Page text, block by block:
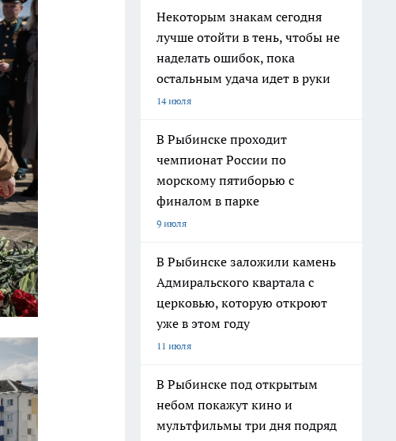
Некоторым знакам сегодня
лучше отойти в тень, чтобы не
наделать ошибок, пока
остальным удача идет в руки
14 июля
В Рыбинске проходит
чемпионат России по
морскому пятиборью с
финалом в парке
9 июля
В Рыбинске заложили камень
Адмиральского квартала с
церковью, которую откроют
уже в этом году
11 июля
В Рыбинске под открытым
небом покажут кино и
мультфильмы три дня подряд